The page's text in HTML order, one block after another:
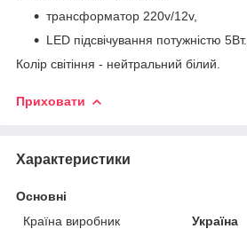
трансформатор 220v/12v,
LED підсвічування потужністю 5Вт.
Колір світіння - нейтральний білий.
Приховати
Характеристики
Основні
Країна виробник
Україна